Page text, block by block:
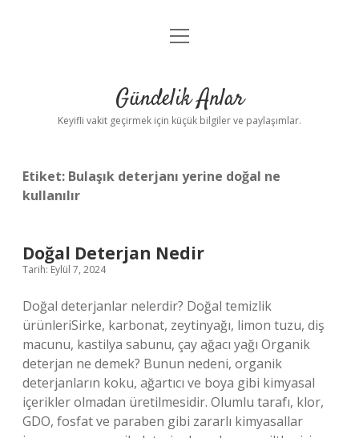
Anasayfa
Yasal Uyarı
menüyü
Gündelik Anlar
Keyifli vakit geçirmek için küçük bilgiler ve paylaşımlar.
Etiket: Bulaşık deterjanı yerine doğal ne
kullanılır
Doğal Deterjan Nedir
Tarih: Eylül 7, 2024
Doğal deterjanlar nelerdir? Doğal temizlik
ürünleriSirke, karbonat, zeytinyağı, limon tuzu, diş
macunu, kastilya sabunu, çay ağacı yağı Organik
deterjan ne demek? Bunun nedeni, organik
deterjanların koku, ağartıcı ve boya gibi kimyasal
içerikler olmadan üretilmesidir. Olumlu tarafı, klor,
GDO, fosfat ve paraben gibi zararlı kimyasallar